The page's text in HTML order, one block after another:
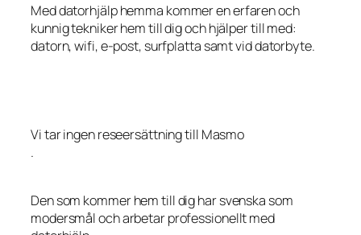
Med datorhjälp hemma kommer en erfaren och
kunnig tekniker hem till dig och hjälper till med:
datorn, wifi, e-post, surfplatta samt vid datorbyte.
Vi tar ingen reseersättning till Masmo
.
Den som kommer hem till dig har svenska som
modersmål och arbetar professionellt med